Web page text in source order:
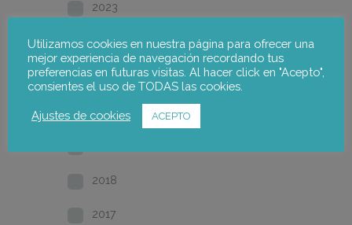
2023
2022
2021
2020
2018
2017
Utilizamos cookies en nuestra página para ofrecer una
mejor experiencia de navegación recordando tus
preferencias en futuras visitas. Al hacer click en "Acepto",
consientes el uso de TODAS las cookies.
Ajustes de cookies ACEPTO